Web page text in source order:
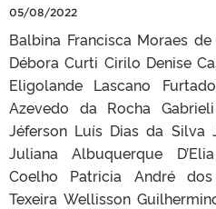
05/08/2022
Balbina Francisca Moraes
Débora Curti Cirilo Denise
Eligolande Lascano
Azevedo da Rocha
Jéferson Luís Dias da Silva
Juliana Albuquerque
Coelho Patricia André
Texeira Wellisson